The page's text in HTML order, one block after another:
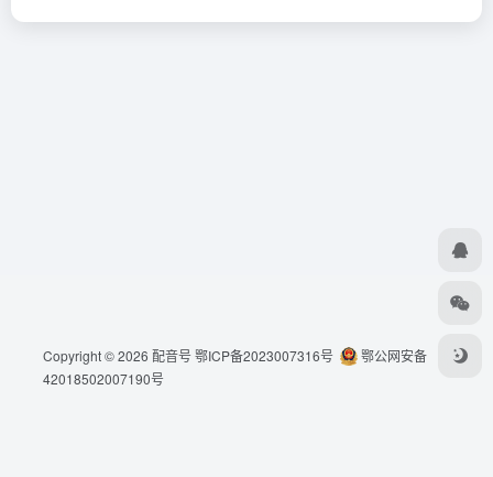
Copyright © 2026 配音号鄂ICP备2023007316号
鄂公网安备
42018502007190号